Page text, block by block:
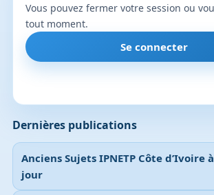
Dernières publications
Anciens Sujets IPNETP Côte d’Ivoire à
jour
Vous pouvez fermer votre session ou
tout moment.
Se connecter